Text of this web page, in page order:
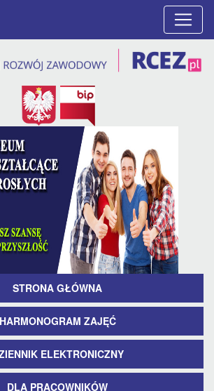
STRONA GŁÓWNA
HARMONOGRAM ZAJĘĆ
ELEKTRONICZNY
DLA PRACOWNIKÓW